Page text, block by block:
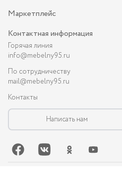
Маркетплейс
Контактная информация
Горячая линия
info@mebelny95.ru
По сотрудничеству
mail@mebelny95.ru
Контакты
Написать нам